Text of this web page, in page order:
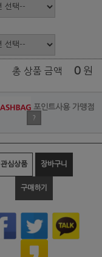
총 상품 금액 0 원
포인트사용 가맹점
?
관심상품 장바구니
구매하기